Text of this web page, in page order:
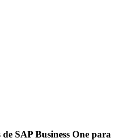
SAP Business One para